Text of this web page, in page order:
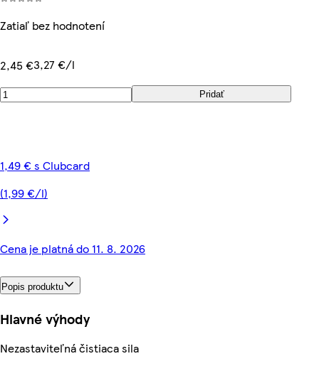
Zatiaľ bez hodnotení
2,45 €3,27 €/l
Pridať
1,49 € s Clubcard
(1,99 €/l)
Cena je platná do 11. 8. 2026
Popis produktu
Hlavné výhody
Nezastaviteľná čistiaca sila